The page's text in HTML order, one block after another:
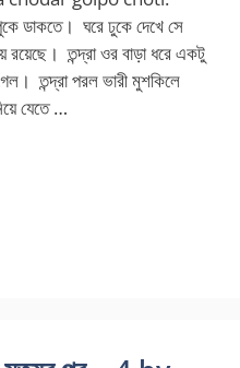
ডাকতে। ঘরে ঢুকে দেখে সে
রয়েছে। তন্দ্রা ওর বাড়া ধরে একটু
তন্দ্রা পরল ভারী মুশকিলে
যেতে …